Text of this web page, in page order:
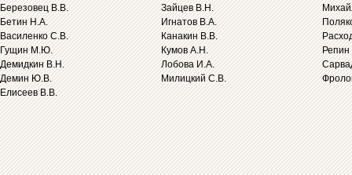
Березовец В.В.
Бетин Н.А.
Василенко С.В.
Гущин М.Ю.
Демидкин В.Н.
Демин Ю.В.
Елисеев В.В.
Зайцев В.Н.
Игнатов В.А.
Канакин В.В.
Кумов А.Н.
Лобова И.А.
Милицкий С.В.
Репин